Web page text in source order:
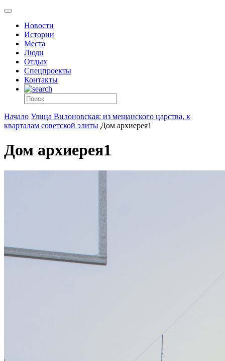
Новости
Истории
Места
Люди
Отдых
Спецпроекты
Контакты
Начало Улица Вилоновская: из мещанского царства, к
кварталам советской элиты Дом архиерея1
Дом архиерея1